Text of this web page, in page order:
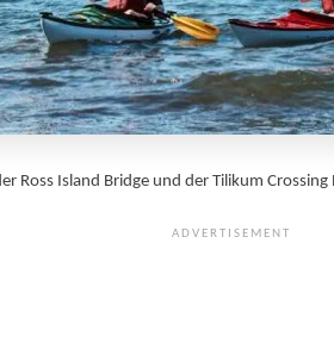
Ross Island Bridge und der Tilikum